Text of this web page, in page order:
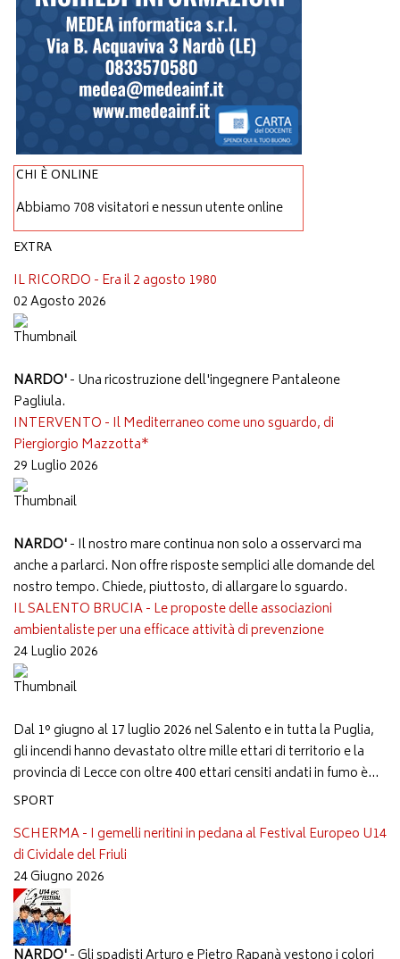
CHI È ONLINE
Abbiamo 708 visitatori e nessun utente online
EXTRA
IL RICORDO - Era il 2 agosto 1980
02 Agosto 2026
NARDO'- Una ricostruzione dell'ingegnere Pantaleone
Pagliula.
INTERVENTO - Il Mediterraneo come uno sguardo, di
Piergiorgio Mazzotta*
29 Luglio 2026
NARDO'- Il nostro mare continua non solo a osservarci ma
anche a parlarci. Non offre risposte semplici alle domande del
nostro tempo. Chiede, piuttosto, di allargare lo sguardo.
IL SALENTO BRUCIA - Le proposte delle associazioni
ambientaliste per una efficace attività di prevenzione
24 Luglio 2026
Dal 1° giugno al 17 luglio 2026 nel Salento e in tutta la Puglia,
gli incendi hanno devastato oltre mille ettari di territorio e la
provincia di Lecce con oltre 400 ettari censiti andati in fumo è...
SPORT
SCHERMA - I gemelli neritini in pedana al Festival Europeo U14
di Cividale del Friuli
24 Giugno 2026